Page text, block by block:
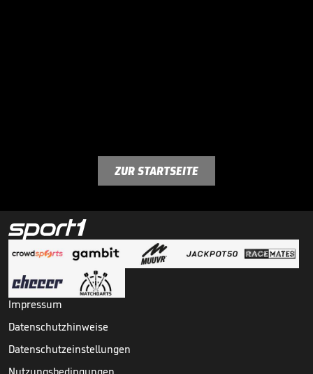
ZUR STARTSEITE
Impressum
Datenschutzhinweise
Datenschutzeinstellungen